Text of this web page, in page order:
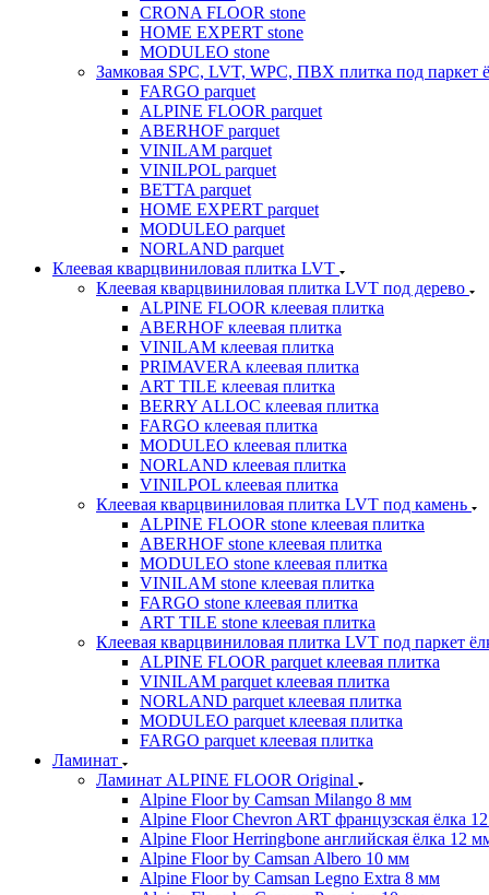
CRONA FLOOR stone
HOME EXPERT stone
MODULEO stone
Замковая SPC, LVT, WPC, ПВХ плитка под паркет
FARGO parquet
ALPINE FLOOR parquet
ABERHOF parquet
VINILAM parquet
VINILPOL parquet
BETTA parquet
HOME EXPERT parquet
MODULEO parquet
NORLAND parquet
Клеевая кварцвиниловая плитка LVT
Клеевая кварцвиниловая плитка LVT под дерево
ALPINE FLOOR клеевая плитка
ABERHOF клеевая плитка
VINILAM клеевая плитка
PRIMAVERA клеевая плитка
ART TILE клеевая плитка
BERRY ALLOC клеевая плитка
FARGO клеевая плитка
MODULEO клеевая плитка
NORLAND клеевая плитка
VINILPOL клеевая плитка
Клеевая кварцвиниловая плитка LVT под камень
ALPINE FLOOR stone клеевая плитка
ABERHOF stone клеевая плитка
MODULEO stone клеевая плитка
VINILAM stone клеевая плитка
FARGO stone клеевая плитка
ART TILE stone клеевая плитка
Клеевая кварцвиниловая плитка LVT под паркет
ALPINE FLOOR parquet клеевая плитка
VINILAM parquet клеевая плитка
NORLAND parquet клеевая плитка
MODULEO parquet клеевая плитка
FARGO parquet клеевая плитка
Ламинат
Ламинат ALPINE FLOOR Original
Alpine Floor by Camsan Milango 8 мм
Alpine Floor Chevron ART французская ёлка
Alpine Floor Herringbone английская ёлка 12
Alpine Floor by Camsan Albero 10 мм
Alpine Floor by Camsan Legno Extra 8 мм